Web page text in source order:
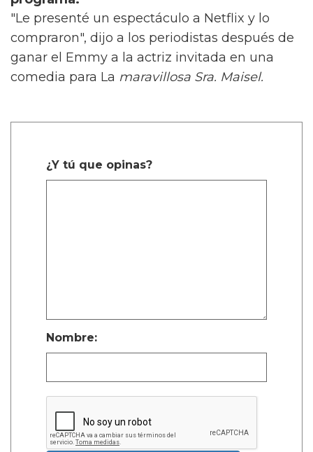
"Le presenté un espectáculo a Netflix y lo
compraron", dijo a los periodistas después de
ganar el Emmy a la actriz invitada en una
comedia para La maravillosa Sra. Maisel.
¿Y tú que opinas?
Nombre: